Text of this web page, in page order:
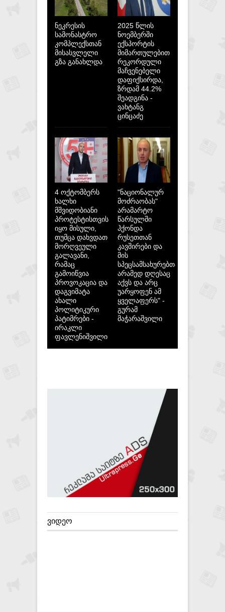
ნეკრესის
სამონასტრო
კომპლექსთან
მისასვლელი
გზა განახლდა
2025 წლის
ნოემბერში
ექსპორტის
მიმართულებით
რეკორდული
მაჩვენებელი
დაფიქსირდა,
ზრდამ 44.2%
შეადგინა -
ვახტანგ
ცინცაძე
4 ოქტომბერს
ხალხი
მშვიდობიანი
პროტესტისთვის
იყო მისული,
თუმცა დახვდათ
მორღვეული
გალავანი,
რამაც
გამოიწვია
პროვოკაცია და
დაგვიმატა
ახალი
პოლიტიკური
პატიმრები -
ირაკლი
ფავლენიშვილი
"ნაციონალურ
მოძრაობას"
არამარტო
წარსულში
ჰქონდა
რუსეთთან
კავშირები და
მის
სპეცსამსახურებთან,
არამედ დღესაც
აქვს და არც
უარყოფენ ამ
ყველაფერს" -
გურამ
მაჭარაშვილი
ᲕᲘᲓᲔᲝ